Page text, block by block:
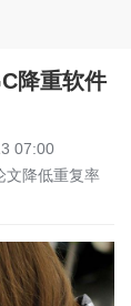
降重软件
07:00
文降低重复率